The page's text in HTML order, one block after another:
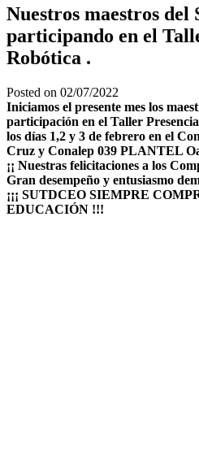
Nuestros maestros del
participando en el
Robótica .
Posted on 02/07/2022
Iniciamos el presente mes los
participación en el Taller
los días 1,2 y 3 de febrero en el
Cruz y Conalep 039 PLANTEL
¡¡ Nuestras felicitaciones a los
Gran desempeño y entusiasmo
¡¡¡ SUTDCEO SIEMPRE
EDUCACIÓN !!!